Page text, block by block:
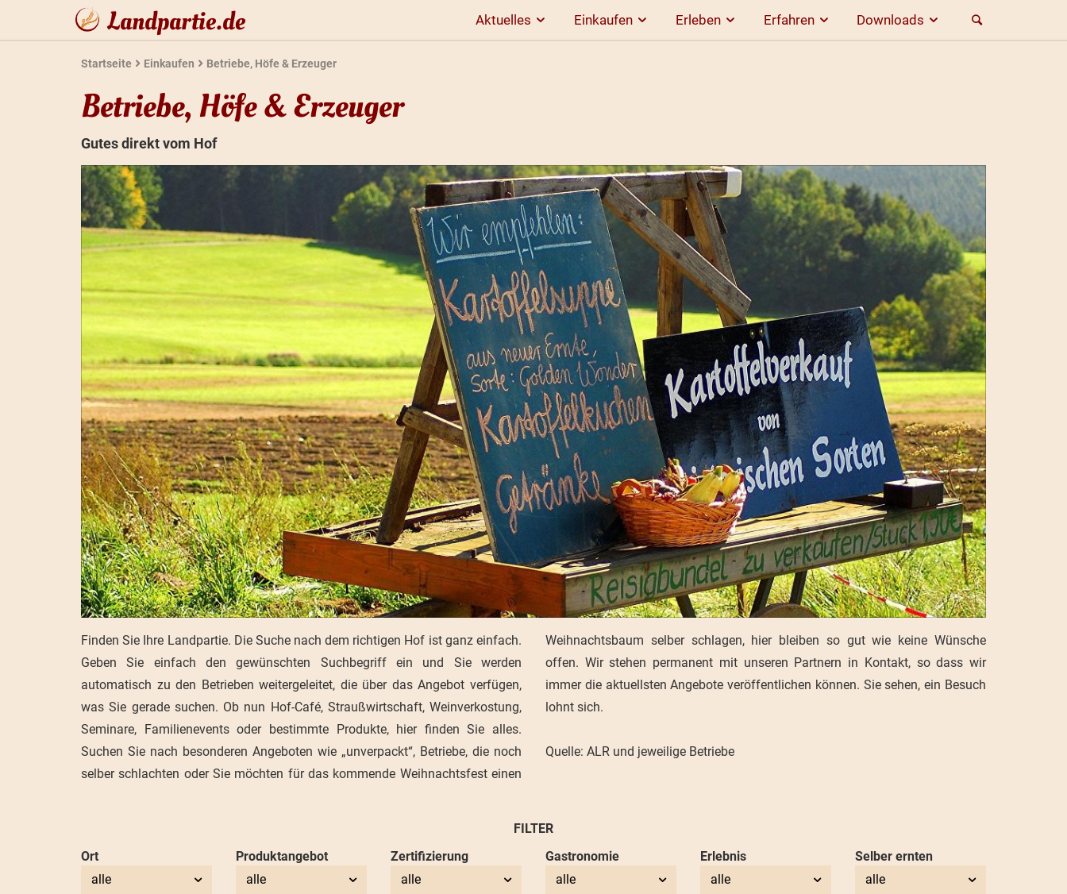
Landpartie.de Aktuelles Einkaufen Erleben Erfahren Downloads
Startseite Einkaufen Betriebe, Höfe & Erzeuger
Betriebe, Höfe & Erzeuger
Gutes direkt vom Hof
Finden Sie Ihre Landpartie. Die Suche nach dem richtigen Hof ist ganz einfach.
Geben Sie einfach den gewünschten Suchbegriff ein und Sie werden
automatisch zu den Betrieben weitergeleitet, die über das Angebot verfügen,
was Sie gerade suchen. Ob nun Hof-Café, Straußwirtschaft, Weinverkostung,
Seminare, Familienevents oder bestimmte Produkte, hier finden Sie alles.
Suchen Sie nach besonderen Angeboten wie „unverpackt“, Betriebe, die noch
selber schlachten oder Sie möchten für das kommende Weihnachtsfest einen
Weihnachtsbaum selber schlagen, hier bleiben so gut wie keine Wünsche
offen. Wir stehen permanent mit unseren Partnern in Kontakt, so dass wir
immer die aktuellsten Angebote veröffentlichen können. Sie sehen, ein Besuch
lohnt sich.
Quelle: ALR und jeweilige Betriebe
FILTER
Ort
alle
Produktangebot
alle
Zertifizierung
alle
Gastronomie
alle
Erlebnis
alle
Selber ernten
alle